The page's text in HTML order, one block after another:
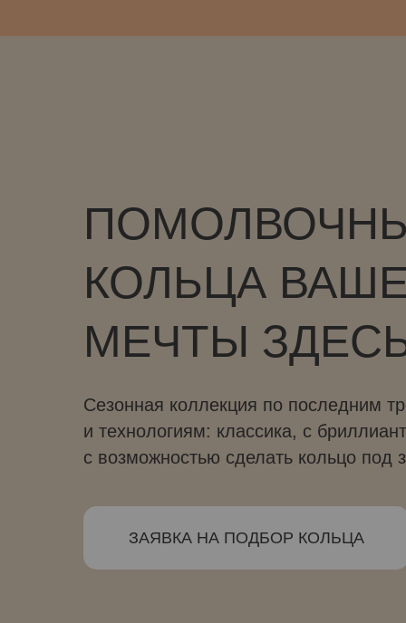
ЗАЯВКА НА ПОДБОР КОЛЬЦА
Сезонная коллекция по последним
и технологиям: классика, с
с возможностью сделать кольцо под
КОЛЬЦА
МЕЧТЫ